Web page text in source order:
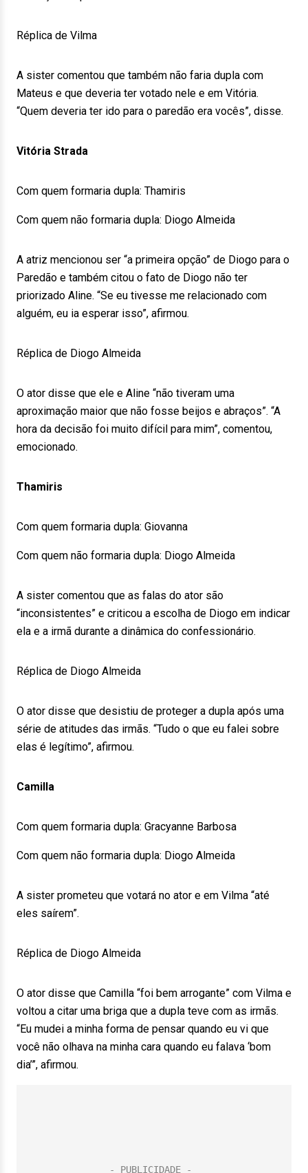
Réplica de Vilma
A sister comentou que também não faria dupla com
Mateus e que deveria ter votado nele e em Vitória.
“Quem deveria ter ido para o paredão era vocês”, disse.
Vitória Strada
Com quem formaria dupla: Thamiris
Com quem não formaria dupla: Diogo Almeida
A atriz mencionou ser “a primeira opção” de Diogo para o
Paredão e também citou o fato de Diogo não ter
priorizado Aline. “Se eu tivesse me relacionado com
alguém, eu ia esperar isso”, afirmou.
Réplica de Diogo Almeida
O ator disse que ele e Aline “não tiveram uma
aproximação maior que não fosse beijos e abraços”. “A
hora da decisão foi muito difícil para mim”, comentou,
emocionado.
Thamiris
Com quem formaria dupla: Giovanna
Com quem não formaria dupla: Diogo Almeida
A sister comentou que as falas do ator são
“inconsistentes” e criticou a escolha de Diogo em indicar
ela e a irmã durante a dinâmica do confessionário.
Réplica de Diogo Almeida
O ator disse que desistiu de proteger a dupla após uma
série de atitudes das irmãs. “Tudo o que eu falei sobre
elas é legítimo”, afirmou.
Camilla
Com quem formaria dupla: Gracyanne Barbosa
Com quem não formaria dupla: Diogo Almeida
A sister prometeu que votará no ator e em Vilma “até
eles saírem”.
Réplica de Diogo Almeida
O ator disse que Camilla “foi bem arrogante” com Vilma e
voltou a citar uma briga que a dupla teve com as irmãs.
“Eu mudei a minha forma de pensar quando eu vi que
você não olhava na minha cara quando eu falava ‘bom
dia’”, afirmou.